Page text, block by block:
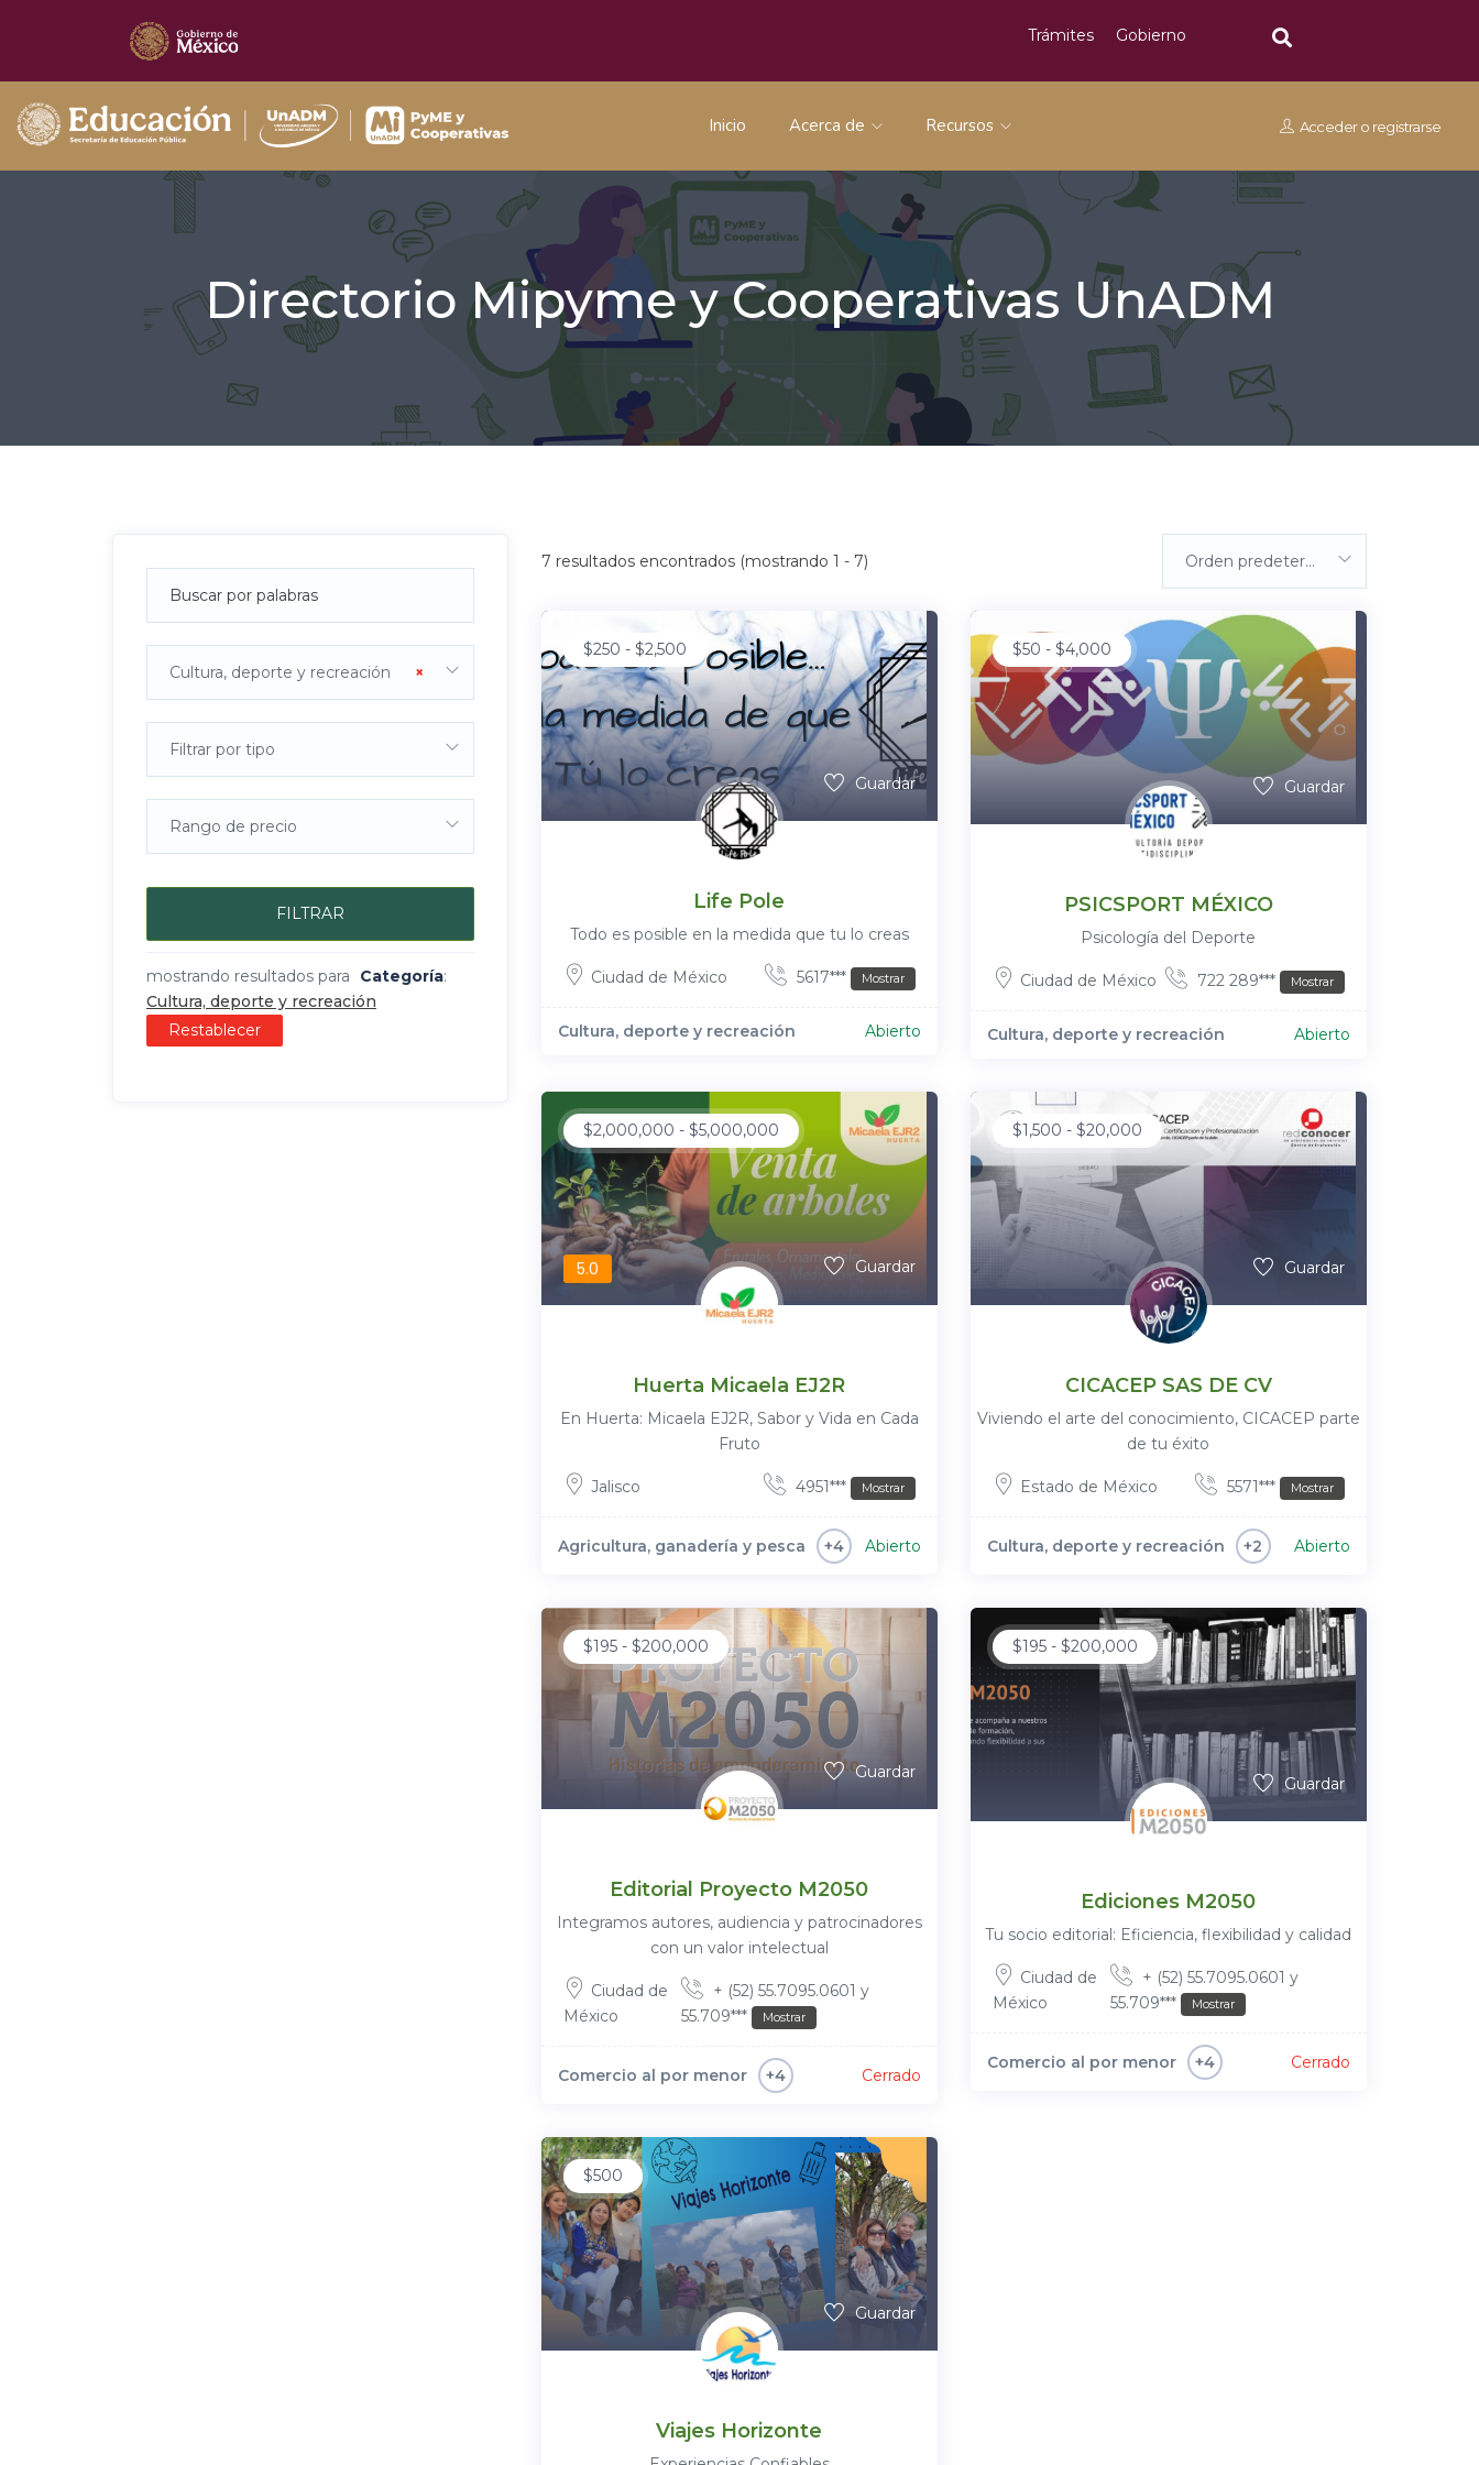
Trámites Gobierno
Inicio Acerca de Recursos Acceder o registrarse
Directorio Mipyme y Cooperativas UnADM
×
Cultura, deporte y recreación
Filtrar por tipo
Rango de precio
FILTRAR
mostrando resultados para Categoría:
Cultura, deporte y recreación
Restablecer
7 resultados encontrados (mostrando 1 - 7) Orden predeterminada
$250 - $2,500
Guardar
Life Pole
Todo es posible en la medida que tu lo creas
Ciudad de México 5617*** Mostrar
Cultura, deporte y recreación Abierto
$50 - $4,000
Guardar
PSICSPORT MÉXICO
Psicología del Deporte
Ciudad de México 722 289*** Mostrar
Cultura, deporte y recreación Abierto
$2,000,000 - $5,000,000
5.0 Guardar
Huerta Micaela EJ2R
En Huerta: Micaela EJ2R, Sabor y Vida en Cada
Fruto
Jalisco 4951*** Mostrar
Agricultura, ganadería y pesca +4 Abierto
$1,500 - $20,000
Guardar
CICACEP SAS DE CV
Viviendo el arte del conocimiento, CICACEP parte
de tu éxito
Estado de México 5571*** Mostrar
Cultura, deporte y recreación +2 Abierto
$195- $200,000
Guardar
Editorial Proyecto M2050
Integramos autores, audiencia y patrocinadores
con un valor intelectual
Ciudad de
México
+ (52) 55.7095.0601 y
55.709***
Mostrar
Comercio al por menor +4 Cerrado
$195- $200,000
Guardar
Ediciones M2050
Tu socio editorial: Eficiencia, flexibilidad y calidad
Ciudad de
México
+ (52) 55.7095.0601 y
55.709***
Mostrar
Comercio al por menor +4 Cerrado
$500
Guardar
Viajes Horizonte